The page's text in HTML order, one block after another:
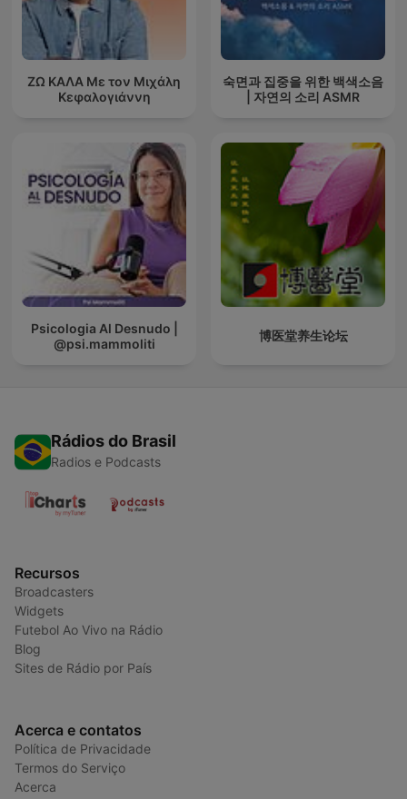
ΖΩ ΚΑΛΑ Με τον Μιχάλη
Κεφαλογιάννη
숙면과 집중을 위한 백색소음
| 자연의 소리 ASMR
Psicologia Al Desnudo |
@psi.mammoliti
博医堂养生论坛
Rádios do Brasil
Radios e Podcasts
Recursos
Broadcasters
Widgets
Futebol Ao Vivo na Rádio
Blog
Sites de Rádio por País
Acerca e contatos
Política de Privacidade
Termos do Serviço
Acerca